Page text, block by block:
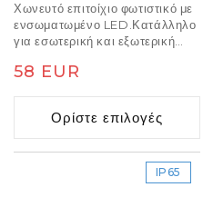
Χωνευτό επιτοίχιο φωτιστικό με
ενσωματωμένο LED.Κατάλληλο
για εσωτερική και εξωτερική
προσανατολισμού για
Κανονική
τιμή
58 EUR
Ορίστε επιλογές
IP65